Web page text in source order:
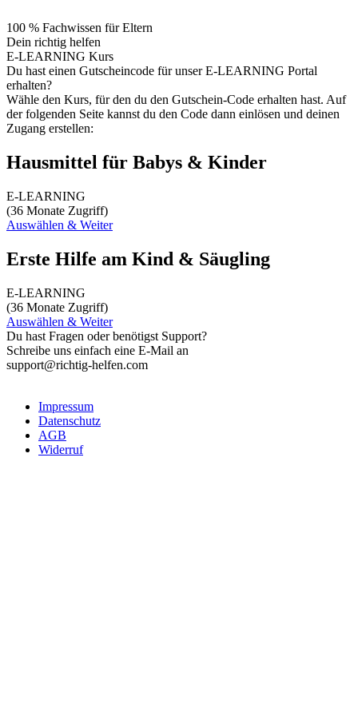
100 % Fachwissen für Eltern
Dein richtig helfen
E-LEARNING Kurs
Du hast einen Gutscheincode für unser E-LEARNING Portal
erhalten?
Wähle den Kurs, für den du den Gutschein-Code erhalten hast. Auf
der folgenden Seite kannst du den Code dann einlösen und deinen
Zugang erstellen:
Hausmittel für Babys & Kinder
E-LEARNING
(36 Monate Zugriff)
Auswählen & Weiter
Erste Hilfe am Kind & Säugling
E-LEARNING
(36 Monate Zugriff)
Auswählen & Weiter
Du hast Fragen oder benötigst Support?
Schreibe uns einfach eine E-Mail an
support@richtig-helfen.com
Impressum
Datenschutz
AGB
Widerruf